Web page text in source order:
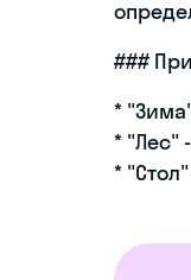
###
*
* "Лес"
*